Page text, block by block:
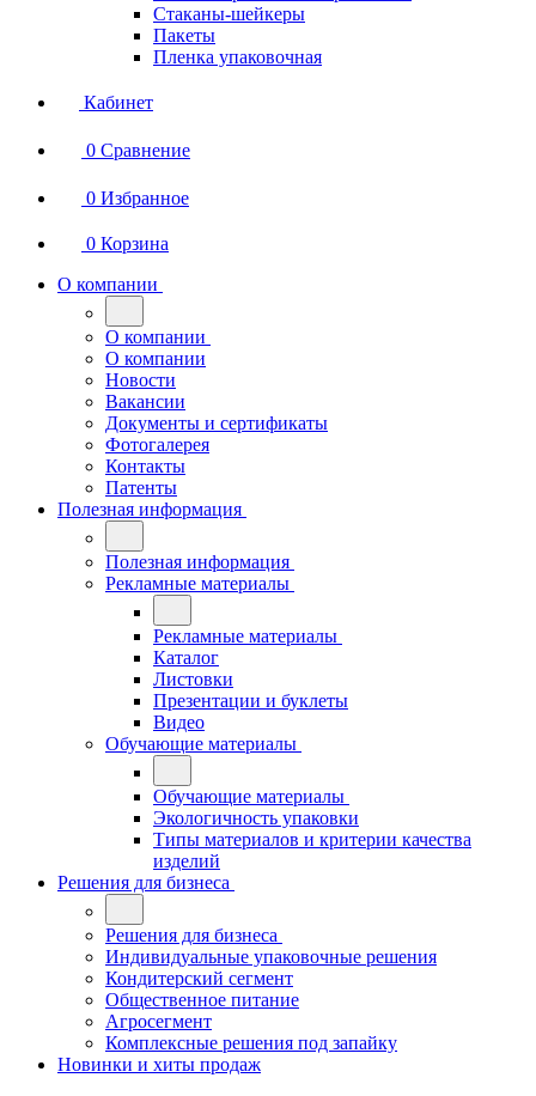
Стаканы-шейкеры
Пакеты
Пленка упаковочная
Кабинет
0 Сравнение
0 Избранное
0 Корзина
О компании
О компании
О компании
Новости
Вакансии
Документы и сертификаты
Фотогалерея
Контакты
Патенты
Полезная информация
Полезная информация
Рекламные материалы
Рекламные материалы
Каталог
Листовки
Презентации и буклеты
Видео
Обучающие материалы
Обучающие материалы
Экологичность упаковки
Типы материалов и критерии качества
изделий
Решения для бизнеса
Решения для бизнеса
Индивидуальные упаковочные решения
Кондитерский сегмент
Общественное питание
Агросегмент
Комплексные решения под запайку
Новинки и хиты продаж